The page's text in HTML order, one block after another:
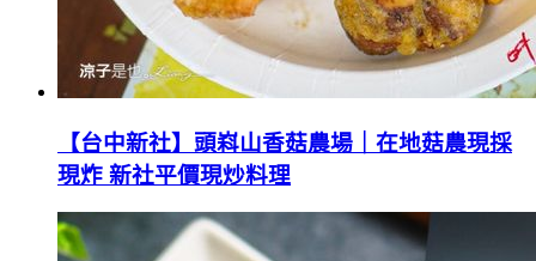
【台中新社】頭嵙山香菇農場｜在地菇農現採
現炸 新社平價現炒料理